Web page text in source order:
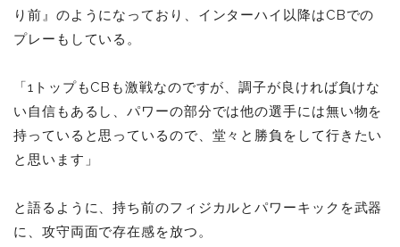
り前』のようになっており、インターハイ以降はCBでの
プレーもしている。
「1トップもCBも激戦なのですが、調子が良ければ負けな
い自信もあるし、パワーの部分では他の選手には無い物を
持っていると思っているので、堂々と勝負をして行きたい
と思います」
と語るように、持ち前のフィジカルとパワーキックを武器
に、攻守両面で存在感を放つ。